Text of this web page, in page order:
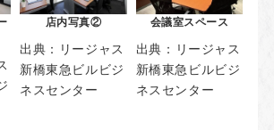
店内写真②
出典：
リージャス
新橋東急ビルビジ
ネスセンター
会議室スペース
出典：
リージャス
新橋東急ビルビジ
ネスセンター